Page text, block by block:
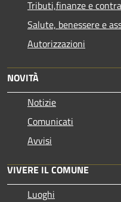
Tributi,finanze e
Salute, benessere e
Autorizzazioni
NOVITÀ
Notizie
Comunicati
Avvisi
VIVERE IL COMUNE
Luoghi